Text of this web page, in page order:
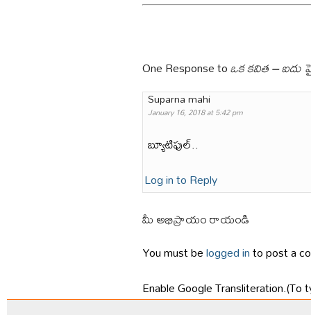
One Response toఒక కవిత – ఐదు
Suparna mahi
January 16, 2018 at 5:42 pm
బ్యూటిఫుల్..
Log in to Reply
మీ అభిప్రాయం రాయండి
You must belogged into post a
Enable Google